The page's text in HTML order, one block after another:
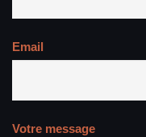
Email
Votre message